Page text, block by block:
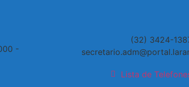
-
(32) 3424-
Lista de